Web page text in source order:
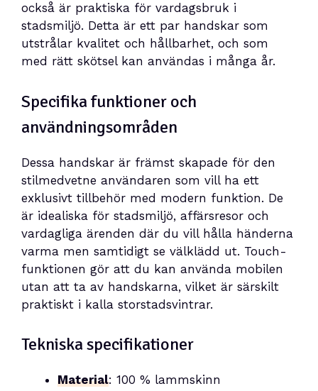
också är praktiska för vardagsbruk i
stadsmiljö. Detta är ett par handskar som
utstrålar kvalitet och hållbarhet, och som
med rätt skötsel kan användas i många år.
Specifika funktioner och
användningsområden
Dessa handskar är främst skapade för den
stilmedvetne användaren som vill ha ett
exklusivt tillbehör med modern funktion. De
är idealiska för stadsmiljö, affärsresor och
vardagliga ärenden där du vill hålla händerna
varma men samtidigt se välklädd ut. Touch-
funktionen gör att du kan använda mobilen
utan att ta av handskarna, vilket är särskilt
praktiskt i kalla storstadsvintrar.
Tekniska specifikationer
Material: 100 % lammskinn